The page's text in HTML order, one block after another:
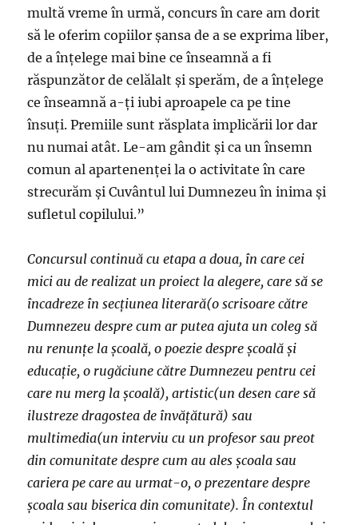
multă vreme în urmă, concurs în care am dorit
să le oferim copiilor șansa de a se exprima liber,
de a înțelege mai bine ce înseamnă a fi
răspunzător de celălalt și sperăm, de a înțelege
ce înseamnă a-ți iubi aproapele ca pe tine
însuți. Premiile sunt răsplata implicării lor dar
nu numai atât. Le-am gândit și ca un însemn
comun al apartenenței la o activitate în care
strecurăm și Cuvântul lui Dumnezeu în inima și
sufletul copilului.”
Concursul continuă cu etapa a doua, în care cei
mici au de realizat un proiect la alegere, care să se
încadreze în secțiunea literară(o scrisoare către
Dumnezeu despre cum ar putea ajuta un coleg să
nu renunțe la școală, o poezie despre școală și
educație, o rugăciune către Dumnezeu pentru cei
care nu merg la școală), artistic(un desen care să
ilustreze dragostea de învățătură) sau
multimedia(un interviu cu un profesor sau preot
din comunitate despre cum au ales școala sau
cariera pe care au urmat-o, o prezentare despre
școala sau biserica din comunitate). În contextul